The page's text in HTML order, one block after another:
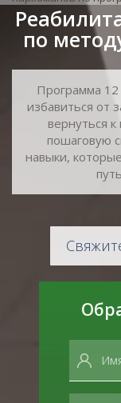
по
Программа
избавиться от
вернуться
пошаговую
навыки,